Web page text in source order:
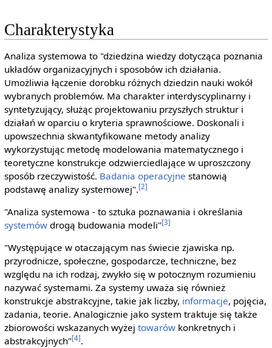
Charakterystyka
Analiza systemowa to "dziedzina wiedzy dotycząca poznania
układów organizacyjnych i sposobów ich działania.
Umożliwia łączenie dorobku różnych dziedzin nauki wokół
wybranych problemów. Ma charakter interdyscyplinarny i
syntetyzujący, służąc projektowaniu przyszłych struktur i
działań w oparciu o kryteria sprawnościowe. Doskonali i
upowszechnia skwantyfikowane metody analizy
wykorzystując metodę modelowania matematycznego i
teoretyczne konstrukcje odzwierciedlające w uproszczony
sposób rzeczywistość. Badania operacyjne stanowią
podstawę analizy systemowej".[2]
"Analiza systemowa - to sztuka poznawania i określania
systemówdrogą budowania modeli"[3]
"Występujące w otaczającym nas świecie zjawiska np.
przyrodnicze, społeczne, gospodarcze, techniczne, bez
względu na ich rodzaj, zwykło się w potocznym rozumieniu
nazywać systemami. Za systemy uważa się również
konstrukcje abstrakcyjne, takie jak liczby, informacje, pojęcia,
zadania, teorie. Analogicznie jako system traktuje się także
zbiorowości wskazanych wyżej towarówkonkretnych i
abstrakcyjnych"[4].